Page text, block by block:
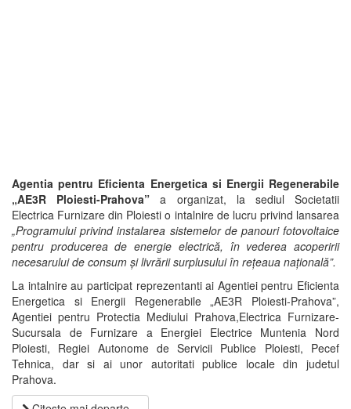
Agentia pentru Eficienta Energetica si Energii Regenerabile
„AE3R Ploiesti-Prahova”a organizat, la sediul Societatii
Electrica Furnizare din Ploiesti o intalnire de lucru privind lansarea
„Programului privind instalarea sistemelor de panouri fotovoltaice
pentru producerea de energie electrică, în vederea acoperirii
necesarului de consum și livrării surplusului în rețeaua națională”.
La intalnire au participat reprezentanti ai Agentiei pentru Eficienta
Energetica si Energii Regenerabile „AE3R Ploiesti-Prahova”,
Agentiei pentru Protectia Mediului Prahova,Electrica Furnizare-
Sucursala de Furnizare a Energiei Electrice Muntenia Nord
Ploiesti, Regiei Autonome de Servicii Publice Ploiesti, Pecef
Tehnica, dar si ai unor autoritati publice locale din judetul
Prahova.